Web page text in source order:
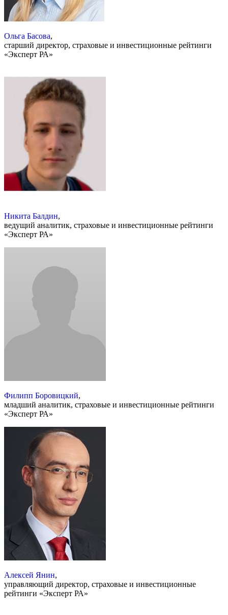
Ольга Басова,
старший директор, страховые и инвестиционные рейтинги
«Эксперт РА»
Никита Балдин,
ведущий аналитик, страховые и инвестиционные рейтинги
«Эксперт РА»
Филипп Боровицкий,
младший аналитик, страховые и инвестиционные рейтинги
«Эксперт РА»
Алексей Янин,
управляющий директор, страховые и инвестиционные
рейтинги «Эксперт РА»